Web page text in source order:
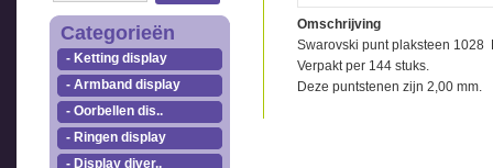
Categorieën
- Ketting display
- Armband display
- Oorbellen dis..
- Ringen display
- Display diver..
Omschrijving
Swarovski punt plaksteen 1028
Verpakt per 144 stuks.
Deze puntstenen zijn 2,00 mm.